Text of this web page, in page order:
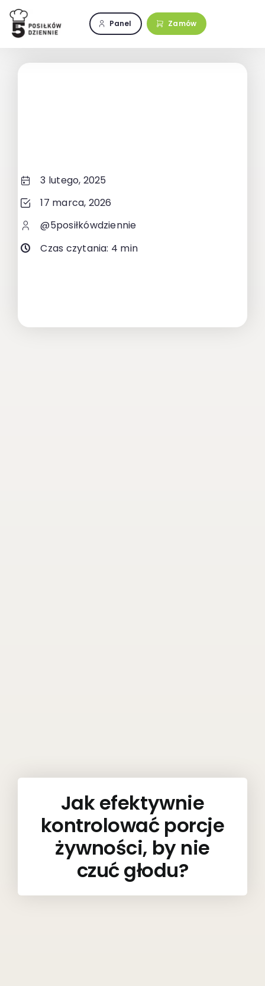
Przejdź
zawartości
Panel Zamów
3 lutego, 2025
17 marca, 2026
@5posiłkówdziennie
Czas czytania: 4 min
Jak efektywnie
kontrolować porcje
żywności, by nie
czuć głodu?